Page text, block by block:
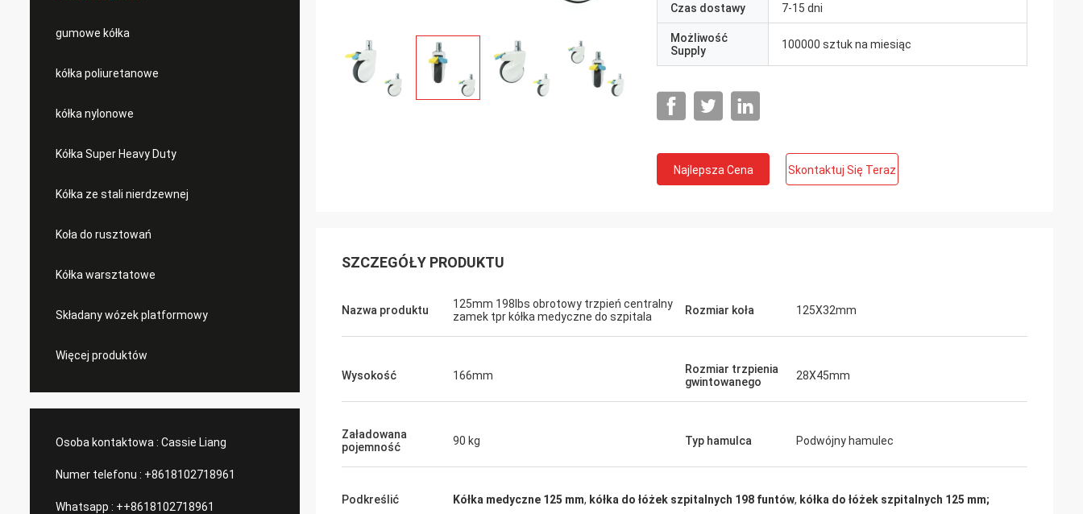
gumowe kółka
kółka poliuretanowe
kółka nylonowe
Kółka Super Heavy Duty
Kółka ze stali nierdzewnej
Koła do rusztowań
Kółka warsztatowe
Składany wózek platformowy
Więcej produktów
Osoba kontaktowa : Cassie Liang
Numer telefonu : +8618102718961
Whatsapp : ++8618102718961
Czas dostawy 7-15 dni
Możliwość
Supply
100000 sztuk na miesiąc
Najlepsza Cena Skontaktuj Się Teraz
SZCZEGÓŁY PRODUKTU
Nazwa produktu
125mm 198lbs obrotowy trzpień centralny
zamek tpr kółka medyczne do szpitala
Rozmiar koła 125X32mm
Wysokość 166mm
Rozmiar trzpienia
gwintowanego
28X45mm
Załadowana
pojemność
90 kg Typ hamulca Podwójny hamulec
Podkreślić Kółka medyczne 125 mm, kółka do łóżek szpitalnych 198 funtów, kółka do łóżek szpitalnych 125 mm;